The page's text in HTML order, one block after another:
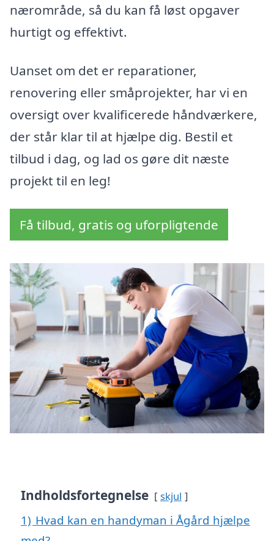
nærområde, så du kan få løst opgaver
hurtigt og effektivt.
Uanset om det er reparationer,
renovering eller småprojekter, har vi en
oversigt over kvalificerede håndværkere,
der står klar til at hjælpe dig. Bestil et
tilbud i dag, og lad os gøre dit næste
projekt til en leg!
Få tilbud, gratis og uforpligtende
Indholdsfortegnelse skjul
1) Hvad kan en handyman i Ågård hjælpe